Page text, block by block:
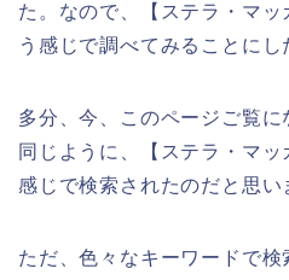
た。なので、【ステラ・マ
う感じで調べてみることにし
多分、今、このページご覧に
同じように、【ステラ・マッ
感じで検索されたのだと思い
ただ、色々なキーワードで検